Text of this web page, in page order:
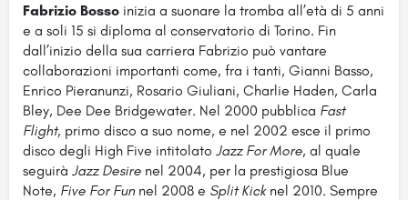
Fabrizio Bosso inizia a suonare la tromba all’età di 5 anni
e a soli 15 si diploma al conservatorio di Torino. Fin
dall’inizio della sua carriera Fabrizio può vantare
collaborazioni importanti come, fra i tanti, Gianni Basso,
Enrico Pieranunzi, Rosario Giuliani, Charlie Haden, Carla
Bley, Dee Dee Bridgewater. Nel 2000 pubblica Fast
Flight, primo disco a suo nome, e nel 2002 esce il primo
disco degli High Five intitolato Jazz For More, al quale
seguirà Jazz Desire nel 2004, per la prestigiosa Blue
Note, Five For Fun nel 2008 e Split Kicknel 2010. Sempre